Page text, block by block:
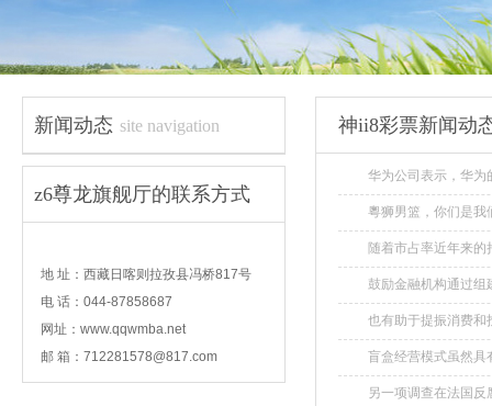
新闻动态 site navigation
z6尊龙旗舰厅的联系方式
地 址：西藏日喀则拉孜县冯桥817号
电 话：044-87858687
网址：www.qqwmba.net
邮 箱： 712281578@817.com
神ii8彩票新闻动
华为公司表示，华为
界。...
粵狮男篮，你们是我
随着市占率近年来
宁德时代的功守道如
400万辆直冲2700万
鼓励金融机构通过组
也有助于提振消费和
盲盒经营模式虽然具
应当公示经营过程中
另一项调查在法国反